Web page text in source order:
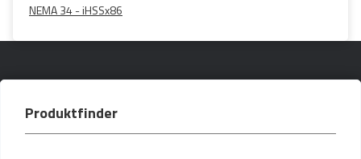
NEMA 34 - iHSSx86
Produktfinder